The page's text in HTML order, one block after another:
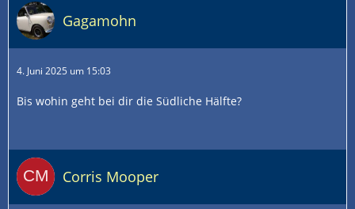
Gagamohn
4. Juni 2025 um 15:03
Bis wohin geht bei dir die Südliche Hälfte?
Corris Mooper